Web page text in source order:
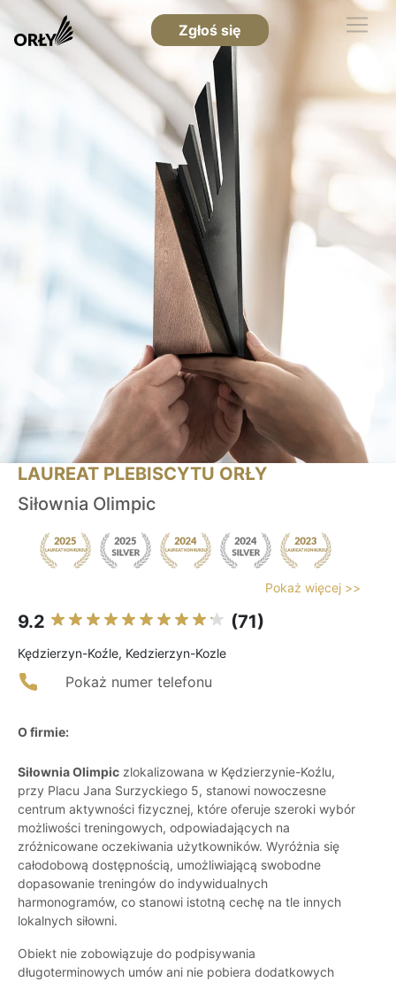
Zgłoś się
LAUREAT PLEBISCYTU ORŁY
Siłownia Olimpic
Pokaż więcej >>
9.2 (71)
Kędzierzyn-Koźle, Kedzierzyn-Kozle
Pokaż numer telefonu
O firmie:
Siłownia Olimpic zlokalizowana w Kędzierzynie-Koźlu,
przy Placu Jana Surzyckiego 5, stanowi nowoczesne
centrum aktywności fizycznej, które oferuje szeroki wybór
możliwości treningowych, odpowiadających na
zróżnicowane oczekiwania użytkowników. Wyróżnia się
całodobową dostępnością, umożliwiającą swobodne
dopasowanie treningów do indywidualnych
harmonogramów, co stanowi istotną cechę na tle innych
lokalnych siłowni.
Obiekt nie zobowiązuje do podpisywania
długoterminowych umów ani nie pobiera dodatkowych